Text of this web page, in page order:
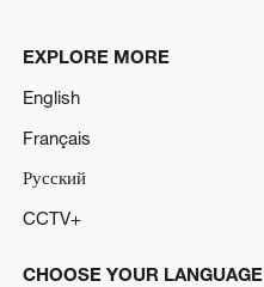
EXPLORE MORE
English
Français
Русский
CCTV+
CHOOSE YOUR LANGUAGE